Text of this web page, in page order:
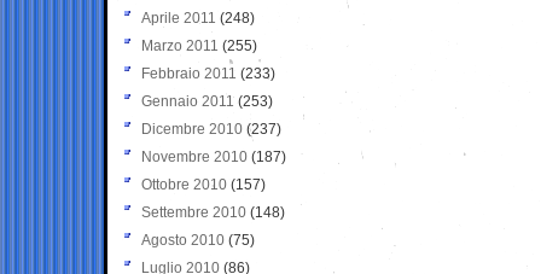
Aprile 2011 (248)
Marzo 2011 (255)
Febbraio 2011 (233)
Gennaio 2011 (253)
Dicembre 2010 (237)
Novembre 2010 (187)
Ottobre 2010 (157)
Settembre 2010 (148)
Agosto 2010 (75)
Luglio 2010 (86)